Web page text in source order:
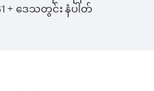
+ ဒေသတွင်း နံပါတ်